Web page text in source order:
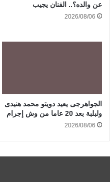
عن والده؟.. الفنان يجيب
2026/08/06
الجواهرجى يعيد دويتو محمد هنيدى
ولبلبة بعد 20 عاما من وش إجرام
2026/08/06